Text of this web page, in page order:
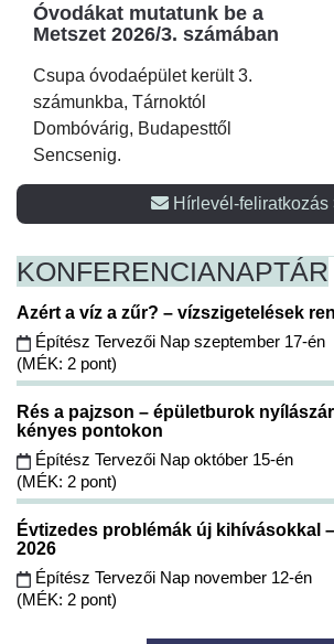
Óvodákat mutatunk be a
Metszet 2026/3. számában
Csupa óvodaépület került 3.
számunkba, Tárnoktól
Dombóvárig, Budapesttől
Sencsenig.
Hírlevél-feliratkozás
KONFERENCIANAPTÁR
Azért a víz a zűr? – vízszigetelések
Építész Tervezői Nap szeptember 17-én
(MÉK: 2 pont)
Rés a pajzson – épületburok
kényes pontokon
Építész Tervezői Nap október 15-én
(MÉK: 2 pont)
Évtizedes problémák új kihívásokkal
2026
Építész Tervezői Nap november 12-én
(MÉK: 2 pont)